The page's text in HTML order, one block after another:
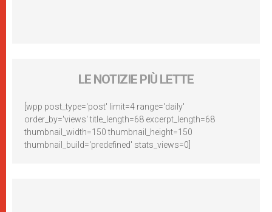
LE NOTIZIE PIÙ LETTE
[wpp post_type='post' limit=4 range='daily'
order_by='views' title_length=68 excerpt_length=68
thumbnail_width=150 thumbnail_height=150
thumbnail_build='predefined' stats_views=0]